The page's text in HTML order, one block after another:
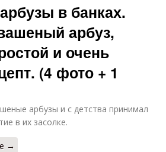
в банках.
арбуз,
и очень
(4 фото + 1
арбузы и с детства принимал
в их засолке.
→